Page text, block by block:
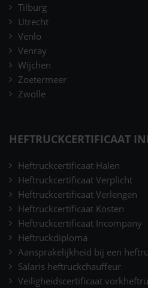
Tilburg
Utrecht
Venlo
Venray
Wijchen
Zoetermeer
Zwolle
HEFTRUCKCERTIFICAAT
Heftruckcertificaat Halen
Heftruckcertificaat Verplicht
Heftruckcertificaat Verlengen
Heftruckcertificaat Kosten
Heftruckcertificaat Incompany
Heftruckdiploma
Aansprakelijkheid bij een
Salaris heftruckchauffeur
Veiligheidscertificaat